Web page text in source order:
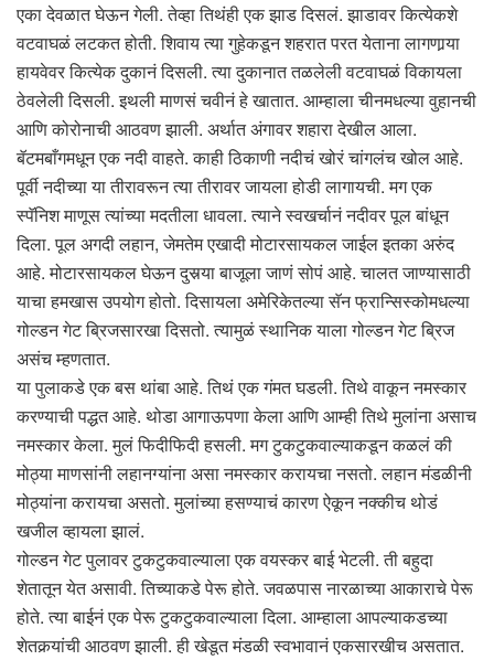
एका देवळात घेऊन गेली. तेव्हा तिथंही एक झाड दिसलं. झाडावर कित्येकशे
वटवाघळं लटकत होती. शिवाय त्या गुहेकडून शहरात परत येताना लागणार्‍या
हायवेवर कित्येक दुकानं दिसली. त्या दुकानात तळलेली वटवाघळं विकायला
ठेवलेली दिसली. इथली माणसं चवीनं हे खातात. आम्हाला चीनमधल्या वुहानची
आणि कोरोनाची आठवण झाली. अर्थात अंगावर शहारा देखील आला.
बॅटमबाँगमधून एक नदी वाहते. काही ठिकाणी नदीचं खोरं चांगलंच खोल आहे.
पूर्वी नदीच्या या तीरावरून त्या तीरावर जायला होडी लागायची. मग एक
स्पॅनिश माणूस त्यांच्या मदतीला धावला. त्याने स्वखर्चानं नदीवर पूल बांधून
दिला. पूल अगदी लहान, जेमतेम एखादी मोटारसायकल जाईल इतका अरुंद
आहे. मोटारसायकल घेऊन दुसर्‍या बाजूला जाणं सोपं आहे. चालत जाण्यासाठी
याचा हमखास उपयोग होतो. दिसायला अमेरिकेतल्या सॅन फ्रान्सिस्कोमधल्या
गोल्डन गेट ब्रिजसारखा दिसतो. त्यामुळं स्थानिक याला गोल्डन गेट ब्रिज
असंच म्हणतात.
या पुलाकडे एक बस थांबा आहे. तिथं एक गंमत घडली. तिथे वाकून नमस्कार
करण्याची पद्धत आहे. थोडा आगाऊपणा केला आणि आम्ही तिथे मुलांना असाच
नमस्कार केला. मुलं फिदीफिदी हसली. मग टुकटुकवाल्याकडून कळलं की
मोठ्या माणसांनी लहानग्यांना असा नमस्कार करायचा नसतो. लहान मंडळीनी
मोठ्यांना करायचा असतो. मुलांच्या हसण्याचं कारण ऐकून नक्कीच थोडं
खजील व्हायला झालं.
गोल्डन गेट पुलावर टुकटुकवाल्याला एक वयस्कर बाई भेटली. ती बहुदा
शेतातून येत असावी. तिच्याकडे पेरू होते. जवळपास नारळाच्या आकाराचे पेरू
होते. त्या बाईनं एक पेरू टुकटुकवाल्याला दिला. आम्हाला आपल्याकडच्या
शेतकर्‍यांची आठवण झाली. ही खेडूत मंडळी स्वभावानं एकसारखीच असतात.